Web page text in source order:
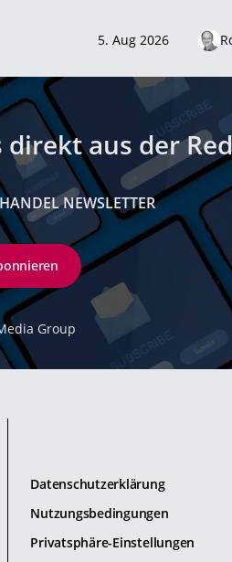
5. Aug 2026
direkt aus der
NEWSLETTER
Group
Datenschutzerklärung
Nutzungsbedingungen
Privatsphäre-Einstellungen